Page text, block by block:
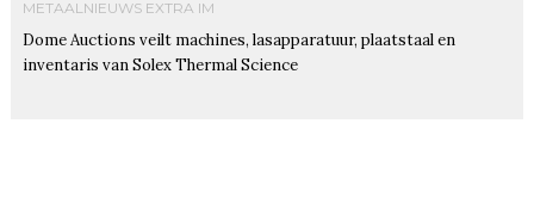
METAALNIEUWS EXTRA IM
Dome Auctions veilt machines, lasapparatuur, plaatstaal en
inventaris van Solex Thermal Science